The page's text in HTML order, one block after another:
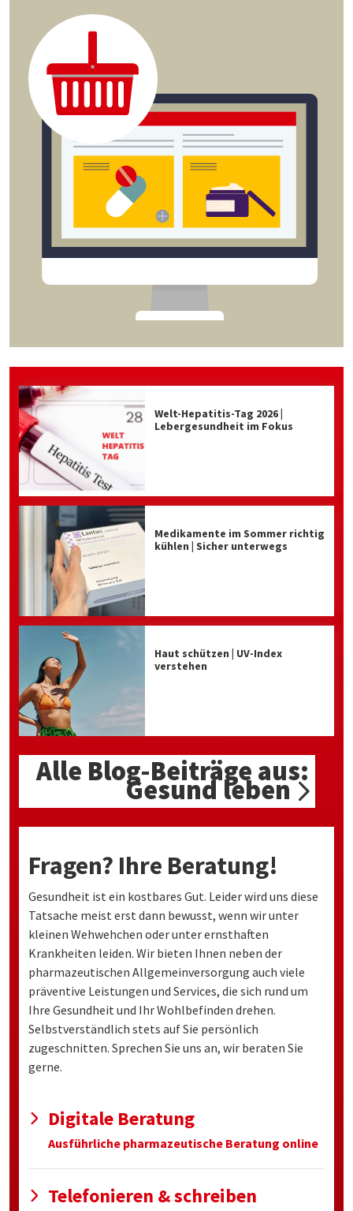
Welt-Hepatitis-Tag 2026 |
Lebergesundheit im Fokus
Medikamente im Sommer richtig
kühlen | Sicher unterwegs
Haut schützen | UV-Index
verstehen
Alle Blog-Beiträge aus:
Gesund leben
Fragen? Ihre Beratung!
Gesundheit ist ein kostbares Gut. Leider wird uns diese
Tatsache meist erst dann bewusst, wenn wir unter
kleinen Wehwehchen oder unter ernsthaften
Krankheiten leiden. Wir bieten Ihnen neben der
pharmazeutischen Allgemeinversorgung auch viele
präventive Leistungen und Services, die sich rund um
Ihre Gesundheit und Ihr Wohlbefinden drehen.
Selbstverständlich stets auf Sie persönlich
zugeschnitten. Sprechen Sie uns an, wir beraten Sie
gerne.
Digitale Beratung
Ausführliche pharmazeutische Beratung online
Telefonieren & schreiben